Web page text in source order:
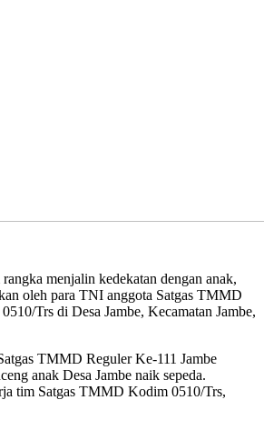
menjalin kedekatan dengan anak,
oleh para TNI anggota Satgas TMMD
Trs di Desa Jambe, Kecamatan Jambe,
TMMD Reguler Ke-111 Jambe
anak Desa Jambe naik sepeda.
tim Satgas TMMD Kodim 0510/Trs,